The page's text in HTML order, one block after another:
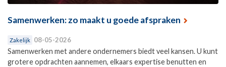
Samenwerken: zo maakt u goede afspraken
Zakelijk 08-05-2026
Samenwerken met andere ondernemers biedt veel kansen. U kunt
grotere opdrachten aannemen, elkaars expertise benutten en